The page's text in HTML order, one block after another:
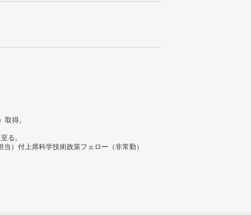
得。
る。
）付上席科学技術政策フェロー（非常勤）